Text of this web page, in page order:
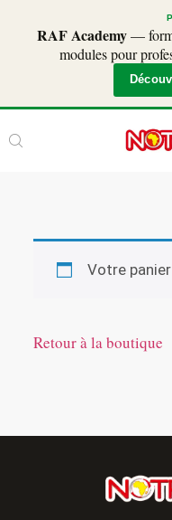
RAF Academy—
modules pour
Votre
Retour à la boutique